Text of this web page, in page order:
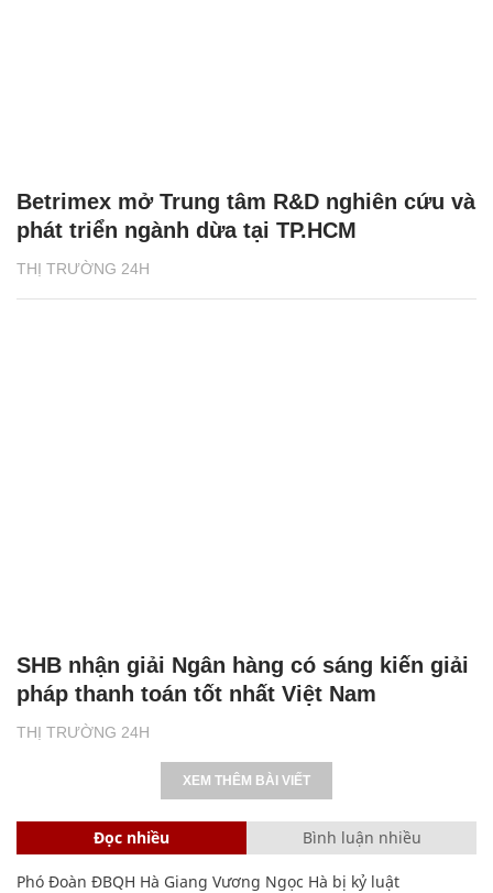
THỊ TRƯỜNG 24H
Betrimex mở Trung tâm R&D nghiên cứu và
phát triển ngành dừa tại TP.HCM
THỊ TRƯỜNG 24H
SHB nhận giải Ngân hàng có sáng kiến giải
pháp thanh toán tốt nhất Việt Nam
XEM THÊM BÀI VIẾT
Đọc nhiều Bình luận nhiều
Phó Đoàn ĐBQH Hà Giang Vương Ngọc Hà bị kỷ luật